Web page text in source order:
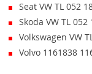
Seat VW TL 052
Skoda VW TL 052
Volkswagen VW
Volvo 1161838